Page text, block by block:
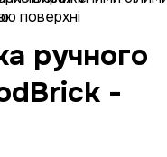
ручного
-